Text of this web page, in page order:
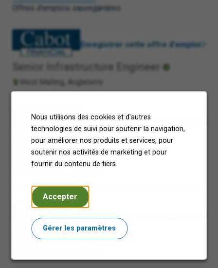
Nous utilisons des cookies et d'autres
technologies de suivi pour soutenir la navigation,
pour améliorer nos produits et services, pour
soutenir nos activités de marketing et pour
fournir du contenu de tiers.
Accepter
Gérer les paramètres
Offres d'emplois sauvegardées
Senior Infrastructure Engineer
West Malling, Angleterre
Enregistrer cette offre d'emploi
IT Governance, Risk And Control
Specialist
Senior Internal Auditor
Enregistrer cette offre d'emploi